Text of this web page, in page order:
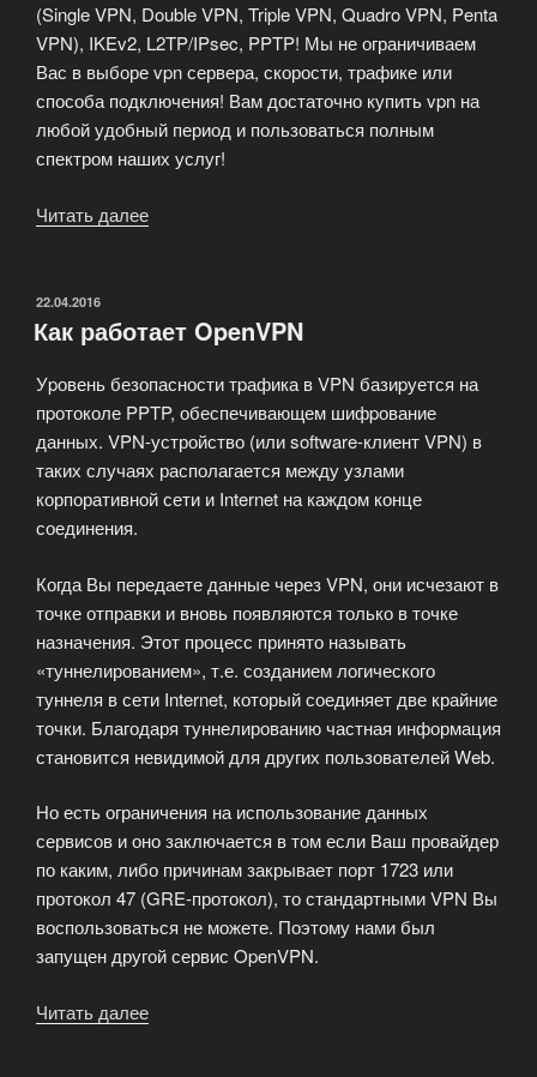
(Single VPN, Double VPN, Triple VPN, Quadro VPN, Penta
VPN), IKEv2, L2TP/IPsec, PPTP! Мы не ограничиваем
Вас в выборе vpn сервера, скорости, трафике или
способа подключения! Вам достаточно купить vpn на
любой удобный период и пользоваться полным
спектром наших услуг!
Читать далее
ОПУБЛИКОВАНО
22.04.2016
Как работает OpenVPN
Уpовень безопасности тpафика в VPN базиpуется на
пpотоколе PPTP, обеспечивающем шифpование
данных. VPN-устройство (или software-клиент VPN) в
таких случаях располагается между узлами
корпоративной сети и Internet на каждом конце
соединения.
Когда Вы передаете данные через VPN, они исчезают в
точке отправки и вновь появляются только в точке
назначения. Этот процесс принято называть
«туннелированием», т.е. созданием логического
туннеля в сети Internet, который соединяет две крайние
точки. Благодаря туннелированию частная информация
становится невидимой для других пользователей Web.
Но есть ограничения на использование данных
сервисов и оно заключается в том если Ваш провайдер
по каким, либо причинам закрывает порт 1723 или
протокол 47 (GRE-протокол), то стандартными VPN Вы
воспользоваться не можете. Поэтому нами был
запущен другой сервис OpenVPN.
Читать далее